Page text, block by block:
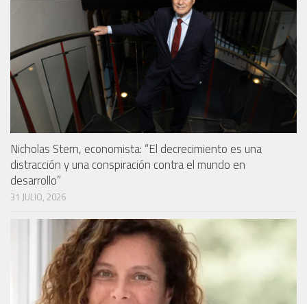
Nicholas Stern, economista: “El decrecimiento es una
distracción y una conspiración contra el mundo en
desarrollo”
31 JULIO, 2026